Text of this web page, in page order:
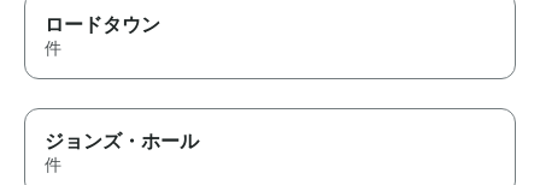
ロードタウン
件
ジョンズ・ホール
件